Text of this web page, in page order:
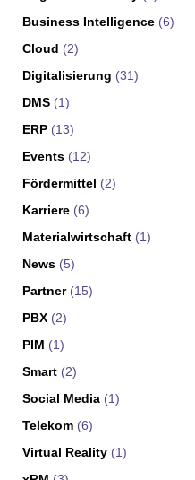
Business Intelligence (6)
Cloud (2)
Digitalisierung (31)
DMS (1)
ERP (13)
Events (12)
Fördermittel (2)
Karriere (6)
Materialwirtschaft (1)
News (5)
Partner(15)
PBX (2)
PIM (1)
Smart (2)
Social Media (1)
Telekom (6)
Virtual Reality (1)